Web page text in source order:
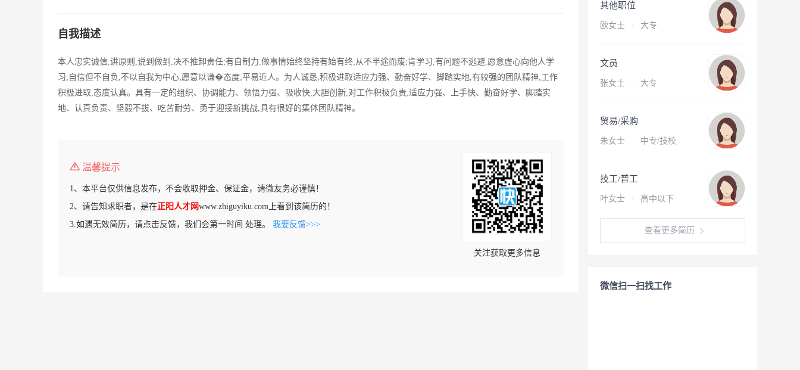
自我描述
本人忠实诚信,讲原则,说到做到,决不推卸责任;有自制力,做事情始终坚持有始有终,从不半途而废;肯学习,有问题不逃避,愿意虚心向他人学
习;自信但不自负,不以自我为中心;愿意以谦�态度;平易近人。为人诚恳,积极进取适应力强、勤奋好学、脚踏实地,有较强的团队精神,工作
积极进取,态度认真。具有一定的组织、协调能力、领悟力强、吸收快,大胆创新,对工作积极负责,适应力强、上手快、勤奋好学、脚踏实
地、认真负责、坚毅不拔、吃苦耐劳、勇于迎接新挑战,具有很好的集体团队精神。
温馨提示
1、本平台仅供信息发布，不会收取押金、保证金，请微友务必谨慎！
2、请告知求职者，是在正阳人才网www.zhiguyiku.com上看到该简历的！
3.如遇无效简历，请点击反馈，我们会第一时间 处理。 我要反馈>>>
关注获取更多信息
其他职位
欧女士 · 大专
文员
张女士 · 大专
贸易/采购
朱女士 · 中专/技校
技工/普工
叶女士 · 高中以下
查看更多简历
微信扫一扫找工作